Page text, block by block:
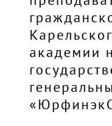
академии